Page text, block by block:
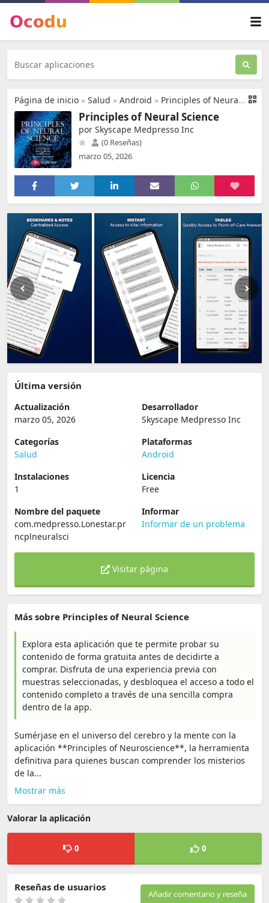
Página de inicio » Salud » Android » Principles of Neural Science
Principles of Neural Science
por Skyscape Medpresso Inc
(0 Reseñas)
marzo 05, 2026
Última versión
Actualización
marzo 05, 2026
Desarrollador
Skyscape Medpresso Inc
Categorías
Salud
Plataformas
Android
Instalaciones
1
Licencia
Free
Nombre del paquete
com.medpresso.Lonestar.pr
ncplneuralsci
Informar
Informar de un problema
Visitar página
Más sobre Principles of Neural Science
Explora esta aplicación que te permite probar su
contenido de forma gratuita antes de decidirte a
comprar. Disfruta de una experiencia previa con
muestras seleccionadas, y desbloquea el acceso a todo el
contenido completo a través de una sencilla compra
dentro de la app.
Sumérjase en el universo del cerebro y la mente con la
aplicación **Principles of Neuroscience**, la herramienta
definitiva para quienes buscan comprender los misterios
de la...
Mostrar más
Valorar la aplicación
0 0
Añadir comentario y reseña
Reseñas de usuarios